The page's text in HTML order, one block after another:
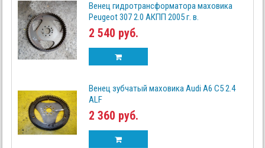
Венец гидротрансформатора маховика
Peugeot 307 2.0 АКПП 2005 г. в.
2 540 руб.
Венец зубчатый маховика Audi A6 C5 2.4
ALF
2 360 руб.